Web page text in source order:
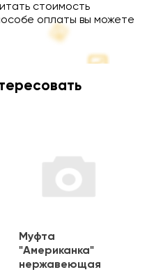
стоимость
оплаты вы можете
Муфта
"Американка"
нержавеющая